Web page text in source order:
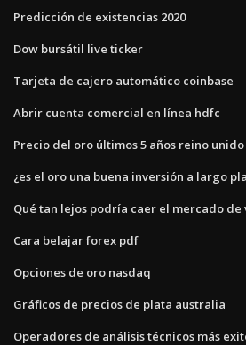
Predicción de existencias 2020
Dow bursátil live ticker
Tarjeta de cajero automático coinbase
Abrir cuenta comercial en línea hdfc
Precio del oro últimos 5 años reino unido
¿es el oro una buena inversión a largo
Qué tan lejos podría caer el mercado de
Cara belajar forex pdf
Opciones de oro nasdaq
Gráficos de precios de plata australia
Operadores de análisis técnicos más